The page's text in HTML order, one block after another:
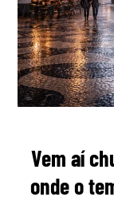
Vem aí
onde o